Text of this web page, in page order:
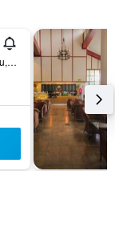
No.128, Jalan Pecah Batu, Brinchang, Malaysia